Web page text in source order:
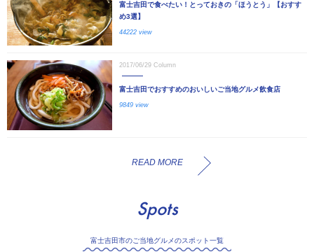
富士吉田で食べたい！とっておきの「ほうとう」【おすす
め3選】
44222 view
2017/06/29 Column
富士吉田でおすすめのおいしいご当地グルメ飲食店
9849 view
READ MORE
Spots
富士吉田市のご当地グルメのスポット一覧